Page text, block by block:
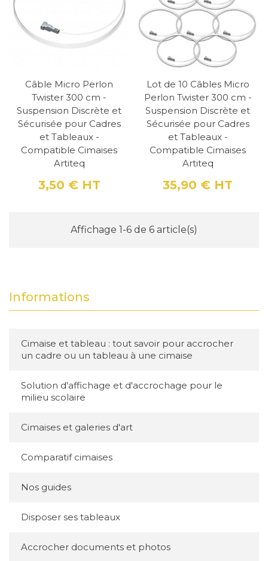
Informations
Cimaise et tableau : tout savoir pour accrocher
un cadre ou un tableau à une cimaise
Solution d'affichage et d'accrochage pour le
milieu scolaire
Cimaises et galeries d'art
Comparatif cimaises
Nos guides
Disposer ses tableaux
Accrocher documents et photos
decoho.com
Le système Twister assure un verrouillage
sécurisé du câble dans le rail, empêchant tout
Même en cas de
mouvements ou de manipulations brusques,
vos œuvres restent solidement fixées, vous
offrant une tranquillité d'esprit totale.
Discrétion et Esthétique
Le micro perlon transparent de 1 mm offre
tableaux semblent flotter sur le mur, mettant
être compatibles avec les cimaises Artiteq et
Newly, s'intégrant parfaitement à votre
système d'accrochage existant.
pour des cadres légers ou des tableaux plus
Applications des Câbles
Micro Perlon avec
Embout Twister
d'applications, notamment :
Galeries d'art et musées
: Pour l'accrochage
Câble Micro Perlon
Twister 300 cm -
Suspension Discrète et
Sécurisée pour Cadres
et Tableaux -
Compatible Cimaises
Artiteq
Prix
3,50 € HT
Lot de 10 Câbles Micro
Perlon Twister 300 cm -
Suspension Discrète et
Sécurisée pour Cadres
et Tableaux -
Compatible Cimaises
Artiteq
Prix
35,90 € HT
Affichage 1-6 de 6 article(s)